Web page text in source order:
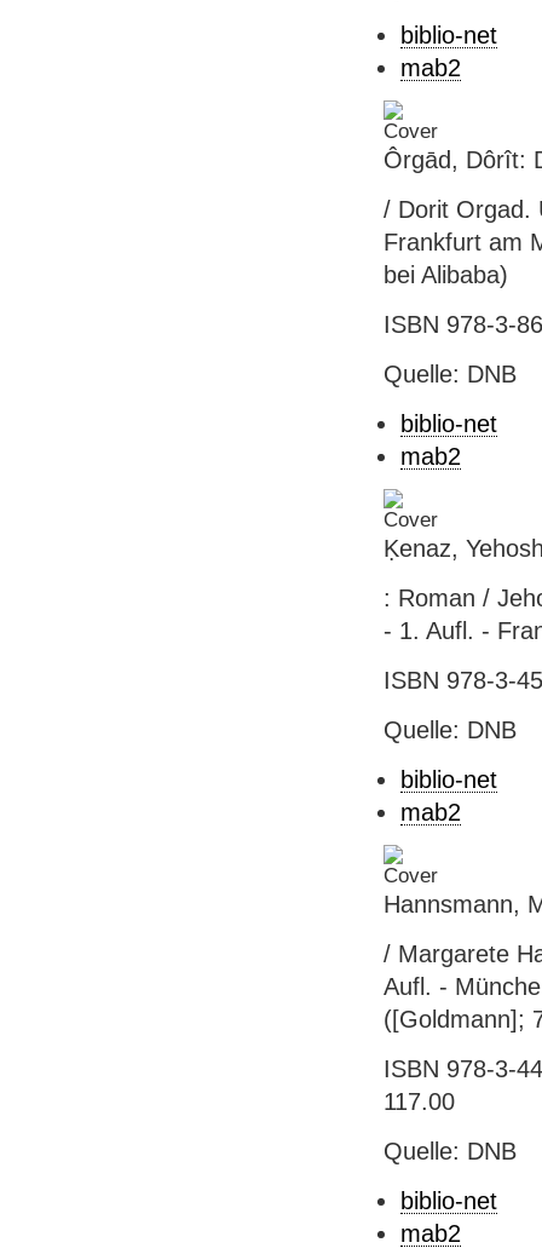
biblio-net
mab2
Ôrgād, Dôrît:
/ Dorit Orgad.
Frankfurt am
bei Alibaba)
ISBN 978-3-
Quelle: DNB
biblio-net
mab2
Ḳenaz,
: Roman /
- 1. Aufl. -
ISBN 978-3-
Quelle: DNB
biblio-net
mab2
Hannsmann,
/ Margarete
Aufl. -
([Goldmann];
ISBN 978-3-
117.00
Quelle: DNB
biblio-net
mab2